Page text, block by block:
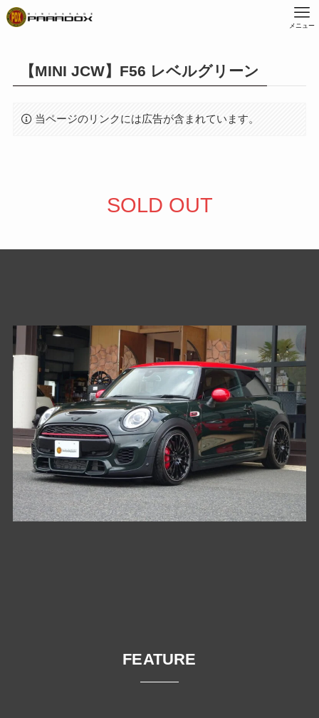
メニュー
【MINI JCW】F56 レベルグリーン
当ページのリンクには広告が含まれています。
SOLD OUT
FEATURE